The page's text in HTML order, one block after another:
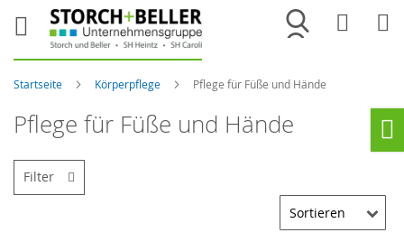
Merkliste
Startseite Körperpflege Pflege für Füße und Hände
Pflege für Füße und Hände
Filter